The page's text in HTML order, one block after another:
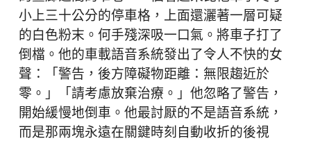
小上三十公分的停車格，上面還灑著一層可疑
的白色粉末。何手殘深吸一口氣。將車子打了
倒檔。他的車載語音系統發出了令人不快的女
聲：「警告，後方障礙物距離：無限趨近於
零。」「請考慮放棄治療。」他忽略了警告，
開始緩慢地倒車。他最討厭的不是語音系統，
而是那兩塊永遠在關鍵時刻自動收折的後視